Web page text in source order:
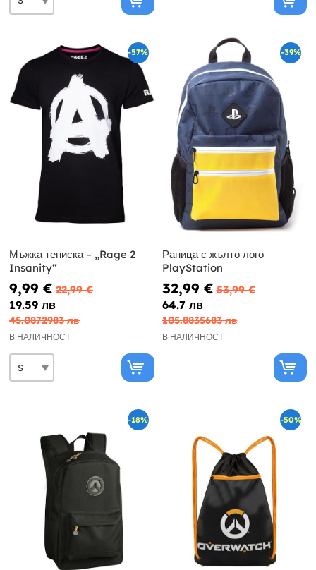
-57%
Мъжка тениска – „Rage 2
Insanity“
9,99 € 22,99 €
19.59 лв
45.0872983 лв
В НАЛИЧНОСТ
-39%
Раница с жълто лого
PlayStation
32,99 € 53,99 €
64.7 лв
105.8835683 лв
В НАЛИЧНОСТ
-18% -50%